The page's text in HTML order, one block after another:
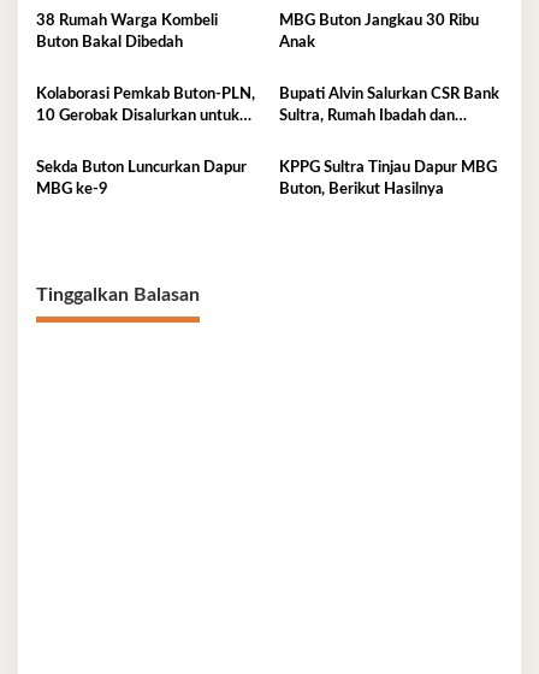
38 Rumah Warga Kombeli
Buton Bakal Dibedah
MBG Buton Jangkau 30 Ribu
Anak
Kolaborasi Pemkab Buton-PLN,
10 Gerobak Disalurkan untuk
Bupati Alvin Salurkan CSR Bank
Sultra, Rumah Ibadah dan
Sekda Buton Luncurkan Dapur
MBG ke-9
KPPG Sultra Tinjau Dapur MBG
Buton, Berikut Hasilnya
Tinggalkan Balasan